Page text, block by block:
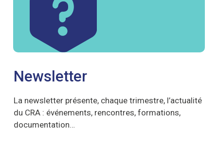
Newsletter
La newsletter présente, chaque trimestre, l’actualité
du CRA : événements, rencontres, formations,
documentation…